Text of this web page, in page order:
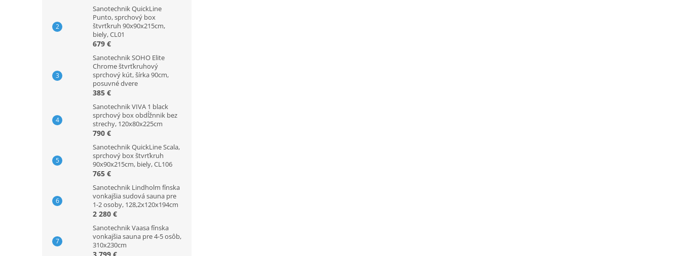
Sanotechnik QuickLine
Punto, sprchový box
štvrťkruh 90x90x215cm,
biely, CL01
679 €
Sanotechnik SOHO Elite
Chrome štvrťkruhový
sprchový kút, šírka 90cm,
posuvné dvere
385 €
Sanotechnik VIVA 1 black
sprchový box obdĺžnnik bez
strechy, 120x80x225cm
790 €
Sanotechnik QuickLine Scala,
sprchový box štvrťkruh
90x90x215cm, biely, CL106
765 €
Sanotechnik Lindholm fínska
vonkajšia sudová sauna pre
1-2 osoby, 128,2x120x194cm
2 280 €
Sanotechnik Vaasa fínska
vonkajšia sauna pre 4-5 osôb,
310x230cm